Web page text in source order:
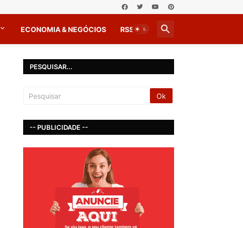
ECONOMIA & NEGÓCIOS RSS
PESQUISAR...
-- PUBLICIDADE --